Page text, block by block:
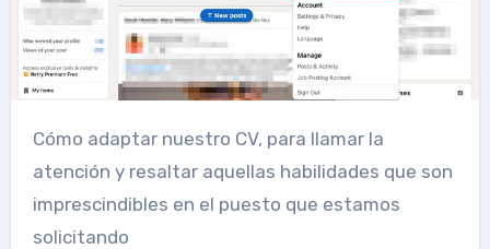
Cómo adaptar nuestro CV, para llamar la
atención y resaltar aquellas habilidades que son
imprescindibles en el puesto que estamos
solicitando